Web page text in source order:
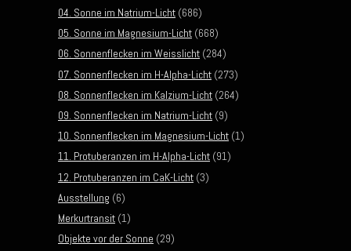
04. Sonne im Natrium-Licht (686)
05. Sonne im Magnesium-Licht (668)
06. Sonnenflecken im Weisslicht (284)
07. Sonnenflecken im H-Alpha-Licht (273)
08. Sonnenflecken im Kalzium-Licht (264)
09. Sonnenflecken im Natrium-Licht (9)
10. Sonnenflecken im Magnesium-Licht (1)
11. Protuberanzen im H-Alpha-Licht (91)
12. Protuberanzen im CaK-Licht (3)
Ausstellung (6)
Merkurtransit (1)
Objekte vor der Sonne (29)